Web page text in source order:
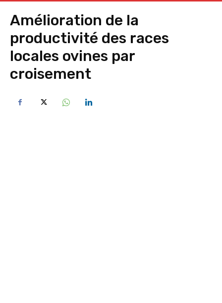
Amélioration de la
productivité des races
locales ovines par
croisement